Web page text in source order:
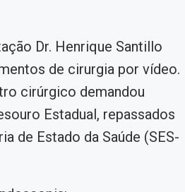
Dr. Henrique Santillo
de cirurgia por vídeo.
cirúrgico demandou
Estadual, repassados
de Estado da Saúde (SES-